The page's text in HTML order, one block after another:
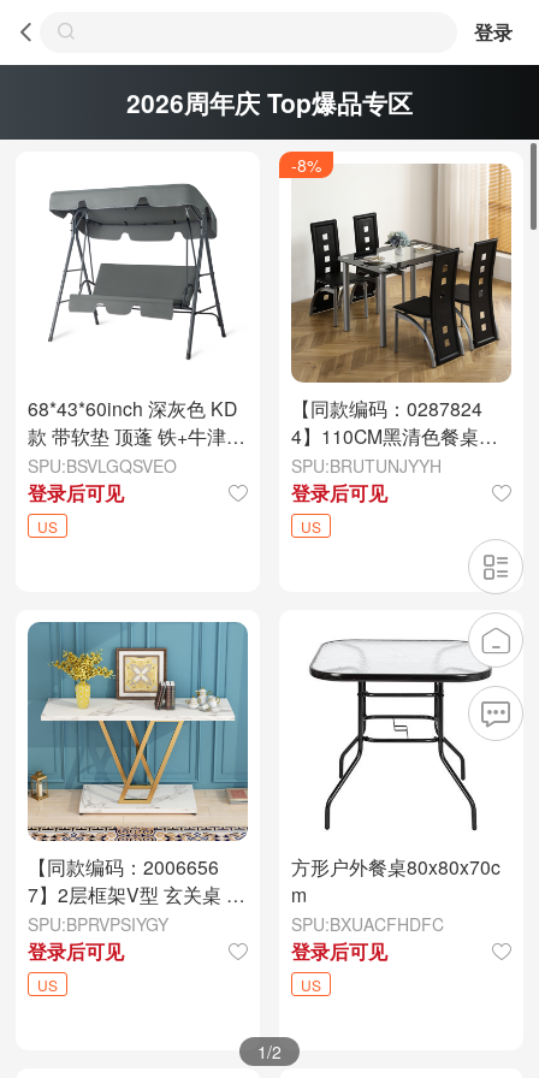
登录
2026周年庆 Top爆品专区
68*43*60inch 深灰色 KD
款 带软垫 顶蓬 铁+牛津布
250kg 铁秋千套装
SPU:BSVLGQSVEO
登录后可见
US
-8%
【同款编码：0287824
4】110CM黑清色餐桌套
装（本产品将拆分成两个
包裹）桌腿为银色
SPU:BRUTUNJYYH
登录后可见
US
【同款编码：2006656
7】2层框架V型 玄关桌 白
色大理石面 金色框架 密
度板贴三胺 铁件 107*29*
76cm
SPU:BPRVPSIYGY
登录后可见
US
方形户外餐桌80x80x70c
m
SPU:BXUACFHDFC
登录后可见
US
1/2